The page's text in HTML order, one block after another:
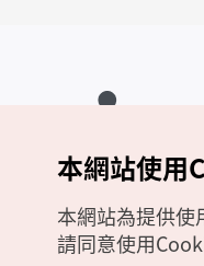
Copyrights (c) 韓國
如有相關疑問或建
本網站使用
本網站為提供
請同意使用